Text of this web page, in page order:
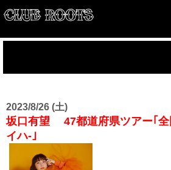
2023/8/26 (土)
坂口有望 47都道府県ツアー｢全
イハ-｣